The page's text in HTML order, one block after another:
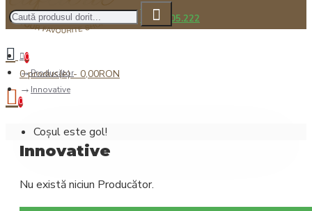
0722.505.222
0
0 produs(e) - 0,00RON
0
Coșul este gol!
Producător
Innovative
Innovative
Nu există niciun Producător.